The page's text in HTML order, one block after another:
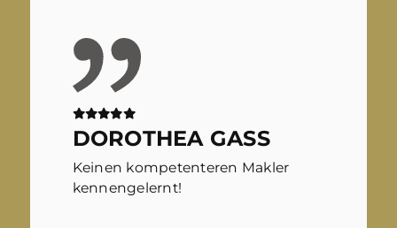
DOROTHEA GASS
Keinen kompetenteren Makler
kennengelernt!